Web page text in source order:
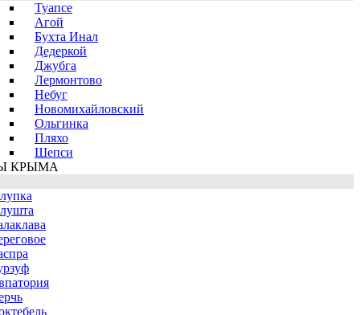
Туапсе
Агой
Бухта Инал
Дедеркой
Джубга
Лермонтово
Небуг
Новомихайловский
Ольгинка
Пляхо
Шепси
КРЫМА